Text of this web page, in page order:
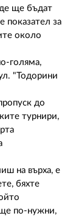
ще бъдат
показател за
около
голяма,
"Тодорини
до
турнири,
на върха, е
бяхте
по-нужни,